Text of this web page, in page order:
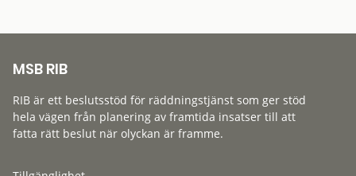
MSB RIB
RIB är ett beslutsstöd för räddningstjänst som ger stöd
hela vägen från planering av framtida insatser till att
fatta rätt beslut när olyckan är framme.